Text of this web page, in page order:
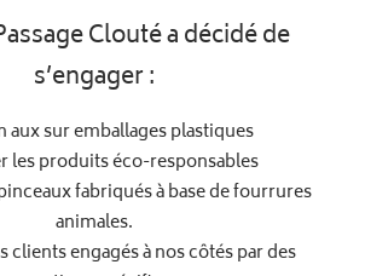
Clouté a décidé de
s’engager :
aux sur emballages plastiques
les produits éco-responsables
fabriqués à base de fourrures
animales.
clients engagés à nos côtés par des